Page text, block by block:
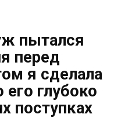
пытался
перед
я сделала
его глубоко
поступках